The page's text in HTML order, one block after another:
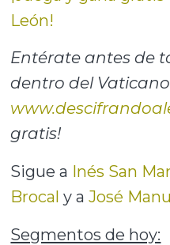
León!
Entérate antes de
dentro del
gratis!
Sigue a Inés San
Brocal y aJosé
Segmentos de hoy: